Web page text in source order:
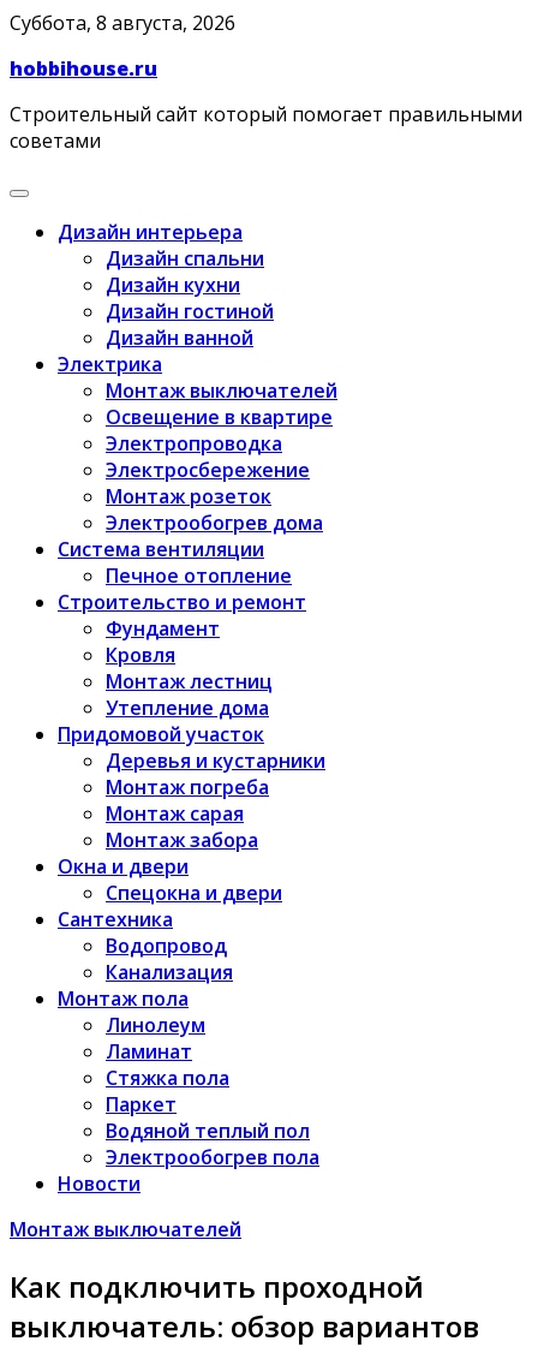
Skip
content
Суббота, 8 августа, 2026
hobbihouse.ru
Строительный сайт который помогает правильными
советами
Дизайн интерьера
Дизайн спальни
Дизайн кухни
Дизайн гостиной
Дизайн ванной
Электрика
Монтаж выключателей
Освещение в квартире
Электропроводка
Электросбережение
Монтаж розеток
Электрообогрев дома
Система вентиляции
Печное отопление
Строительство и ремонт
Фундамент
Кровля
Монтаж лестниц
Утепление дома
Придомовой участок
Деревья и кустарники
Монтаж погреба
Монтаж сарая
Монтаж забора
Окна и двери
Спецокна и двери
Сантехника
Водопровод
Канализация
Монтаж пола
Линолеум
Ламинат
Стяжка пола
Паркет
Водяной теплый пол
Электрообогрев пола
Новости
Монтаж выключателей
Как подключить проходной
выключатель: обзор вариантов